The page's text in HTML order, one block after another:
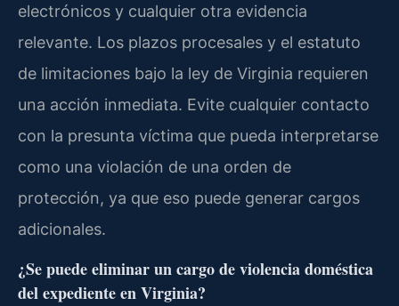
electrónicos y cualquier otra evidencia
relevante. Los plazos procesales y el estatuto
de limitaciones bajo la ley de Virginia requieren
una acción inmediata. Evite cualquier contacto
con la presunta víctima que pueda interpretarse
como una violación de una orden de
protección, ya que eso puede generar cargos
adicionales.
¿Se puede eliminar un cargo de violencia doméstica
del expediente en Virginia?